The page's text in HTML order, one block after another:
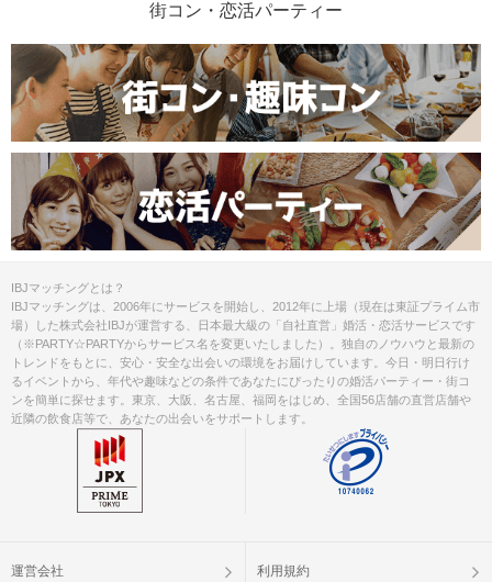
街コン・恋活パーティー
IBJマッチングとは？
IBJマッチングは、2006年にサービスを開始し、2012年に上場（現在は東証プライム市
場）した株式会社IBJが運営する、日本最大級の「自社直営」婚活・恋活サービスです
（※PARTY☆PARTYからサービス名を変更いたしました）。独自のノウハウと最新の
トレンドをもとに、安心・安全な出会いの環境をお届けしています。今日・明日行け
るイベントから、年代や趣味などの条件であなたにぴったりの婚活パーティー・街コ
ンを簡単に探せます。東京、大阪、名古屋、福岡をはじめ、全国56店舗の直営店舗や
近隣の飲食店等で、あなたの出会いをサポートします。
運営会社 利用規約